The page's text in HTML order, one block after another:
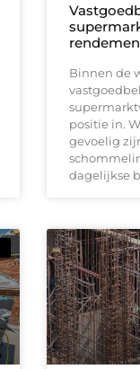
Binnen de
positie in.
gevoelig
dagelijkse